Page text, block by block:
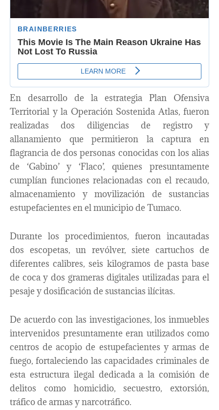
En desarrollo de la estrategia Plan Ofensiva
Territorial y la Operación Sostenida Atlas, fueron
realizadas dos diligencias de registro y
allanamiento que permitieron la captura en
flagrancia de dos personas conocidas con los alias
de ‘Gabino’ y ‘Flaco’, quienes presuntamente
cumplían funciones relacionadas con el recaudo,
almacenamiento y movilización de sustancias
estupefacientes en el municipio de Tumaco.
Durante los procedimientos, fueron incautadas
dos escopetas, un revólver, siete cartuchos de
diferentes calibres, seis kilogramos de pasta base
de coca y dos grameras digitales utilizadas para el
pesaje y dosificación de sustancias ilícitas.
De acuerdo con las investigaciones, los inmuebles
intervenidos presuntamente eran utilizados como
centros de acopio de estupefacientes y armas de
fuego, fortaleciendo las capacidades criminales de
esta estructura ilegal dedicada a la comisión de
delitos como homicidio, secuestro, extorsión,
tráfico de armas y narcotráfico.